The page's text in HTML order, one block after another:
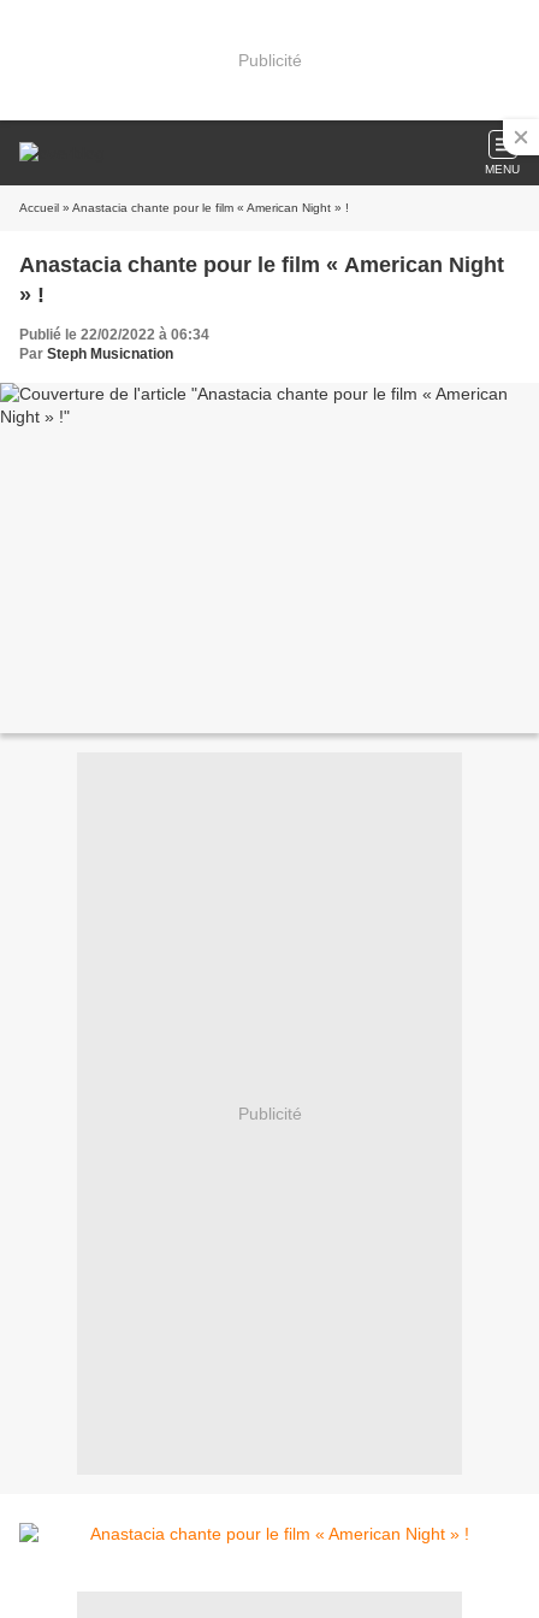
Publicité
MENU
Accueil » Anastacia chante pour le film « American Night » !
Anastacia chante pour le film « American Night
» !
Publié le 22/02/2022 à 06:34
Par Steph Musicnation
Publicité